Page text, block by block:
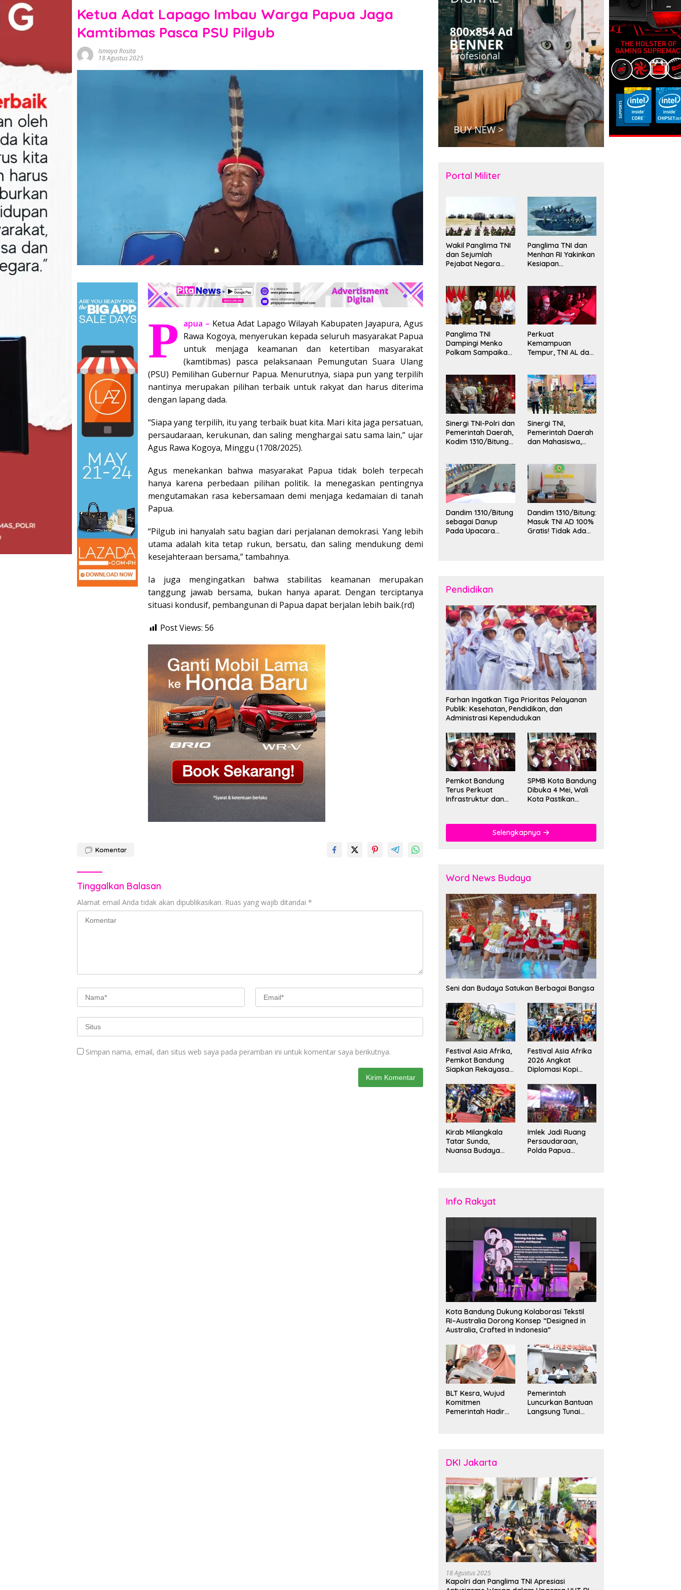
Ketua Adat Lapago Imbau Warga Papua Jaga
Kamtibmas Pasca PSU Pilgub
Ismaya Rosita
18 Agustus 2025
P apua – Ketua Adat Lapago Wilayah Kabupaten Jayapura, Agus
Rawa Kogoya, menyerukan kepada seluruh masyarakat Papua
untuk menjaga keamanan dan ketertiban masyarakat
(kamtibmas) pasca pelaksanaan Pemungutan Suara Ulang
(PSU) Pemilihan Gubernur Papua. Menurutnya, siapa pun yang terpilih
nantinya merupakan pilihan terbaik untuk rakyat dan harus diterima
dengan lapang dada.
“Siapa yang terpilih, itu yang terbaik buat kita. Mari kita jaga persatuan,
persaudaraan, kerukunan, dan saling menghargai satu sama lain,” ujar
Agus Rawa Kogoya, Minggu (1708/2025).
Agus menekankan bahwa masyarakat Papua tidak boleh terpecah
hanya karena perbedaan pilihan politik. Ia menegaskan pentingnya
mengutamakan rasa kebersamaan demi menjaga kedamaian di tanah
Papua.
“Pilgub ini hanyalah satu bagian dari perjalanan demokrasi. Yang lebih
utama adalah kita tetap rukun, bersatu, dan saling mendukung demi
kesejahteraan bersama,” tambahnya.
Ia juga mengingatkan bahwa stabilitas keamanan merupakan
tanggung jawab bersama, bukan hanya aparat. Dengan terciptanya
situasi kondusif, pembangunan di Papua dapat berjalan lebih baik.(rd)
Post Views: 56
Komentar
Tinggalkan Balasan
Alamat email Anda tidak akan dipublikasikan. Ruas yang wajib ditandai *
Simpan nama, email, dan situs web saya pada peramban ini untuk komentar saya berikutnya.
Portal Militer
Wakil Panglima TNI
dan Sejumlah
Pejabat Negara
Brevet Korps
Marinir
Panglima TNI dan
Menhan RI Yakinkan
Kesiapan
Panglima TNI
Dampingi Menko
Polkam Sampaikan
Bangsa
Perkuat
Kemampuan
Tempur, TNI AL dan
Latihan ORRUDA
2026
Sinergi TNI-Polri dan
Pemerintah Daerah,
Kodim 1310/Bitung
Wilayah Kota Bitung
Sinergi TNI,
Pemerintah Daerah
dan Mahasiswa,
Mahasiswa KKT
Unsrat Manado di
Kota Bitung
Dandim 1310/Bitung
sebagai Danup
Pada Upacara
Talaud dan Sangihe
Dandim 1310/Bitung:
Masuk TNI AD 100%
Gratis! Tidak Ada
Pendidikan
Farhan Ingatkan Tiga Prioritas Pelayanan
Publik: Kesehatan, Pendidikan, dan
Administrasi Kependudukan
Pemkot Bandung
Terus Perkuat
Infrastruktur dan
SPMB Kota Bandung
Dibuka 4 Mei, Wali
Kota Pastikan
Sekolah
Selengkapnya
Word News Budaya
Seni dan Budaya Satukan Berbagai Bangsa
Festival Asia Afrika,
Pemkot Bandung
Siapkan Rekayasa
Kantong Parkir
Festival Asia Afrika
2026 Angkat
Diplomasi Kopi
Bandung Siap
Sambut 25 Duta
Besar
Kirab Milangkala
Tatar Sunda,
Nuansa Budaya
Imlek Jadi Ruang
Persaudaraan,
Polda Papua
Info Rakyat
Kota Bandung Dukung Kolaborasi Tekstil
RI–Australia Dorong Konsep “Designed in
Australia, Crafted in Indonesia”
BLT Kesra, Wujud
Komitmen
Pemerintah Hadir
Pemerintah
Luncurkan Bantuan
Langsung Tunai
DKI Jakarta
18 Agustus 2025
Kapolri dan Panglima TNI Apresiasi